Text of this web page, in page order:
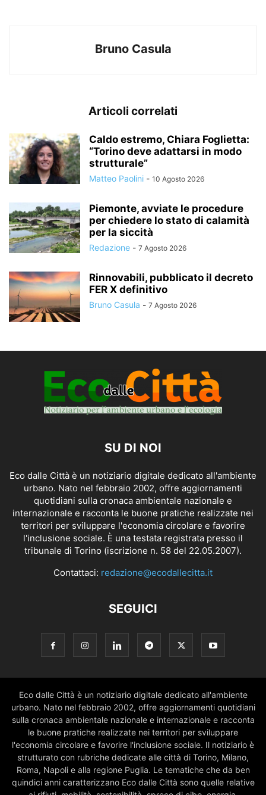
Bruno Casula
Articoli correlati
Caldo estremo, Chiara Foglietta:
“Torino deve adattarsi in modo
strutturale”
Matteo Paolini - 10 Agosto 2026
Piemonte, avviate le procedure
per chiedere lo stato di calamità
per la siccità
Redazione - 7 Agosto 2026
Rinnovabili, pubblicato il decreto
FER X definitivo
Bruno Casula - 7 Agosto 2026
SU DI NOI
Eco dalle Città è un notiziario digitale dedicato all'ambiente
urbano. Nato nel febbraio 2002, offre aggiornamenti
quotidiani sulla cronaca ambientale nazionale e
internazionale e racconta le buone pratiche realizzate nei
territori per sviluppare l'economia circolare e favorire
l'inclusione sociale. È una testata registrata presso il
tribunale di Torino (iscrizione n. 58 del 22.05.2007).
Contattaci: redazione@ecodallecitta.it
SEGUICI
Eco dalle Città è un notiziario digitale dedicato all'ambiente
urbano. Nato nel febbraio 2002, offre aggiornamenti quotidiani
sulla cronaca ambientale nazionale e internazionale e racconta
le buone pratiche realizzate nei territori per sviluppare
l'economia circolare e favorire l'inclusione sociale. Il notiziario è
strutturato con rubriche dedicate alle città di Torino, Milano,
Roma, Napoli e alla regione Puglia. Le tematiche che da ben
quindici anni caratterizzano Eco dalle Città sono quelle relative